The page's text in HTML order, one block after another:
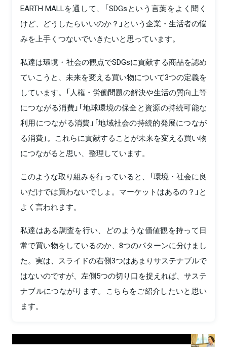
EARTH MALLを通して、「SDGsという言葉をよく聞く
けど、どうしたらいいのか？」という企業・生活者の悩
みを上手くつないでいきたいと思っています。
私達は環境・社会の観点でSDGsに貢献する商品を認め
ていこうと、未来を変える買い物について3つの定義を
しています。「人権・労働問題の解決や生活の質向上等
につながる消費」「地球環境の保全と資源の持続可能な
利用につながる消費」「地域社会の持続的発展につなが
る消費」。これらに貢献することが未来を変える買い物
につながると思い、整理しています。
このような取り組みを行っていると、「環境・社会に良
いだけでは買わないでしょ。マーケットはあるの？」と
よく言われます。
私達はある調査を行い、どのような価値観を持って日
常で買い物をしているのか、8つのパターンに分けまし
た。実は、スライドの右側3つはあまりサステナブルで
はないのですが、左側5つの切り口を捉えれば、サステ
ナブルにつながります。こちらをご紹介したいと思い
ます。